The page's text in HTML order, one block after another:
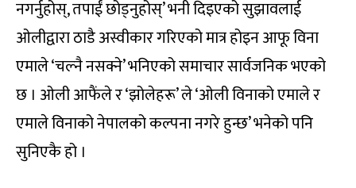
नगर्नुहोस्, तपाईं छोड्नुहोस्’ भनी दिइएको सुझावलाई
ओलीद्वारा ठाडै अस्वीकार गरिएको मात्र होइन आफू विना
एमाले ‘चल्नै नसक्ने’ भनिएको समाचार सार्वजनिक भएको
छ । ओली आफैंले र ‘झोलेहरू’ ले ‘ओली विनाको एमाले र
एमाले विनाको नेपालको कल्पना नगरे हुन्छ’ भनेको पनि
सुनिएकै हो ।